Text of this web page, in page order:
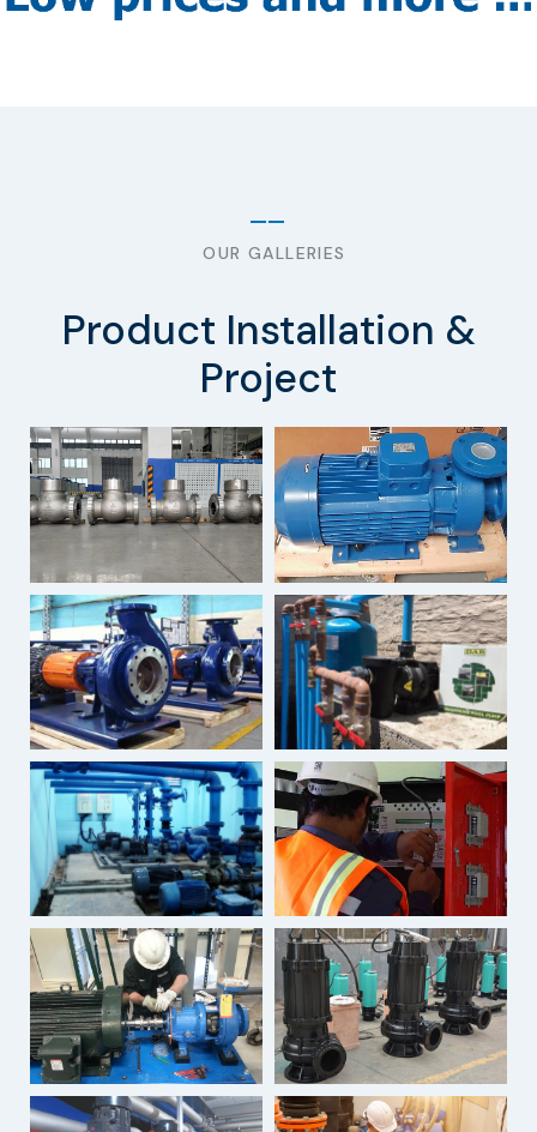
OUR GALLERIES
Product Installation &
Project